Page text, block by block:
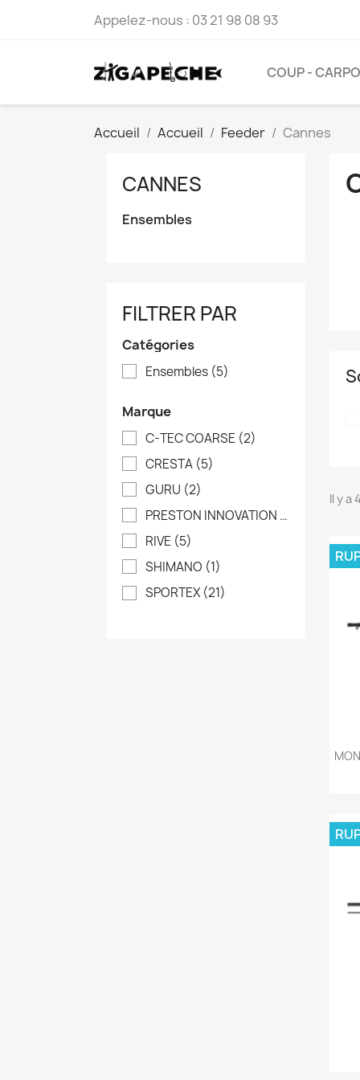
Appelez-nous : 03 21 98 08 93
COUP -
Accueil Accueil Feeder Cannes
CANNES
Ensembles
FILTRER PAR
Catégories
Ensembles (5)
Marque
C-TEC COARSE (2)
CRESTA (5)
GURU (2)
PRESTON INNOVATION
(6)
RIVE (5)
SHIMANO (1)
SPORTEX (21)
Il y a